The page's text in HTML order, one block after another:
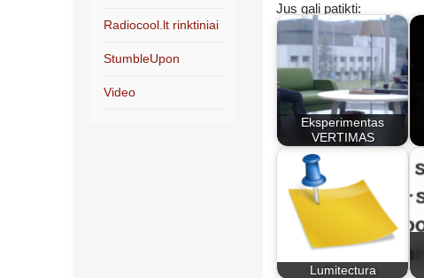
Jus gali patikti:
Eksperimentas
VERTIMAS
Lumitectura
Radiocool.lt rinktiniai
StumbleUpon
Video